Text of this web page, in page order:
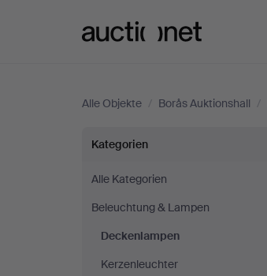
Alle Objekte / Borås Auktionshall /
Deckenlampen
bei
Borås
Auktionshall
Kategorien
Alle Kategorien
Beleuchtung & Lampen
Deckenlampen
Kerzenleuchter